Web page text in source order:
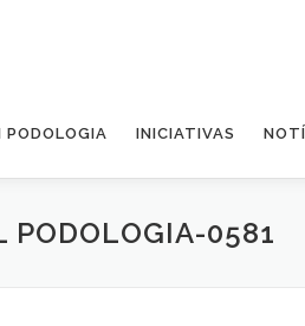
PODOLOGIA INICIATIVAS
PODOLOGIA-0581